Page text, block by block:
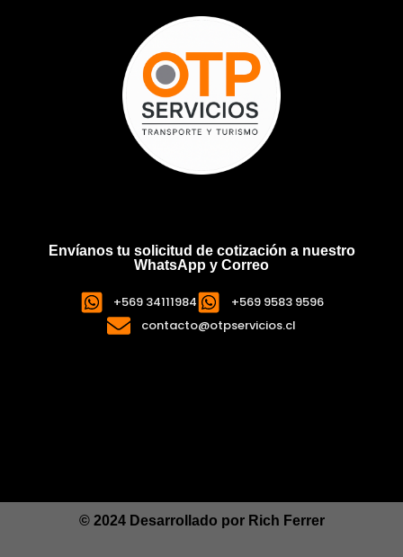
Envíanos tu solicitud de cotización a nuestro
WhatsApp y Correo
+569 34111984
+569 9583 9596
contacto@otpservicios.cl
© 2024 Desarrollado por Rich Ferrer